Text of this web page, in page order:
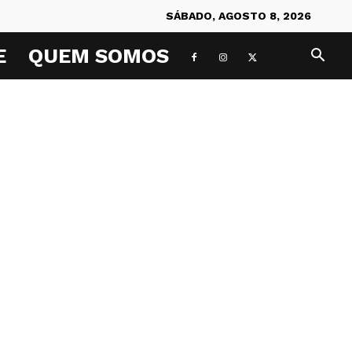
SÁBADO, AGOSTO 8, 2026
QUEM SOMOS